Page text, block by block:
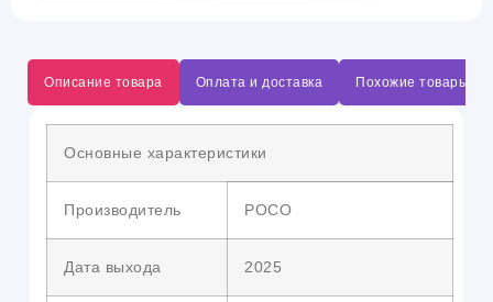
Описание товара Оплата и доставка Похожие товары
Основные характеристики
Производитель POCO
Дата выхода 2025